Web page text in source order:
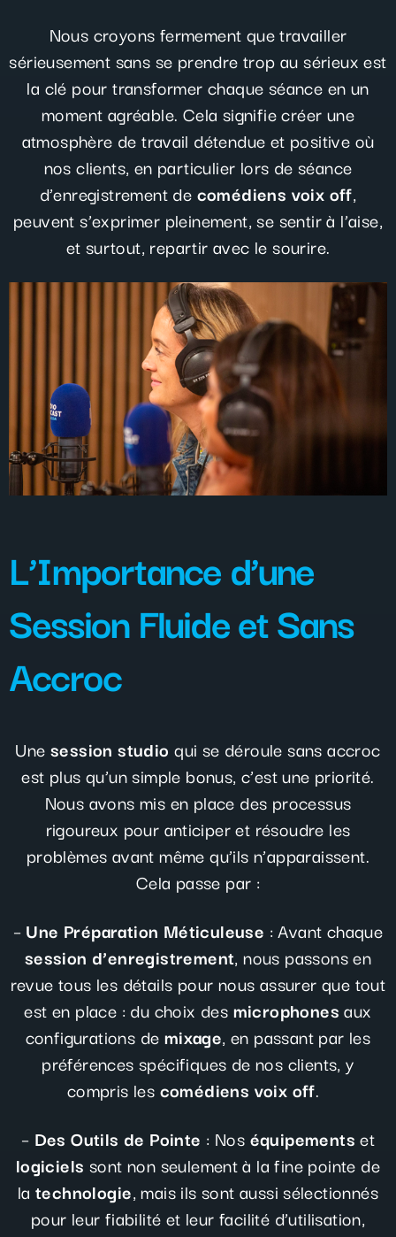
Nous croyons fermement que travailler
sérieusement sans se prendre trop au sérieux est
la clé pour transformer chaque séance en un
moment agréable. Cela signifie créer une
atmosphère de travail détendue et positive où
nos clients, en particulier lors de séance
d’enregistrement decomédiens voix off,
peuvent s’exprimer pleinement, se sentir à l’aise,
et surtout, repartir avec le sourire.
L’Importance d’une
Session Fluide et Sans
Accroc
Unesession studio qui se déroule sans accroc
est plus qu’un simple bonus, c’est une priorité.
Nous avons mis en place des processus
rigoureux pour anticiper et résoudre les
problèmes avant même qu’ils n’apparaissent.
Cela passe par :
–Une Préparation Méticuleuse : Avant chaque
session d’enregistrement, nous passons en
revue tous les détails pour nous assurer que tout
est en place : du choix desmicrophonesaux
configurations demixage, en passant par les
préférences spécifiques de nos clients, y
compris lescomédiens voix off.
– Des Outils de Pointe : Noséquipementset
logiciels sont non seulement à la fine pointe de
latechnologie, mais ils sont aussi sélectionnés
pour leur fiabilité et leur facilité d’utilisation,